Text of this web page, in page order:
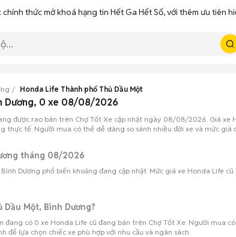
thức mở khoá hạng tin Hết Ga Hết Số, với thêm ưu tiên
Honda Life Thành phố Thủ Dầu Một
Dương, 0 xe 08/08/2026
được rao bán trên Chợ Tốt Xe cập nhật ngày 08/08/2026. Giá xe
tế. Người mua có thể dễ dàng so sánh nhiều đời xe và mức
tháng 08/2026
Dương phổ biến khoảng đang cập nhật. Mức giá xe Honda Life
Một, Bình Dương?
đang có 0 xe Honda Life cũ đang bán trên Chợ Tốt Xe. Người mua
để lựa chọn chiếc xe phù hợp với nhu cầu và ngân sách.